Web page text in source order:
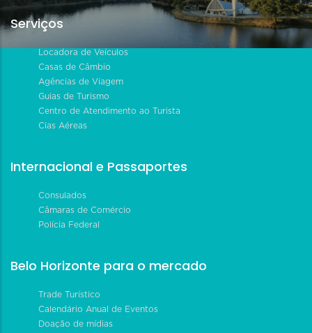
Serviços
Locadora de Veículos
Casas de Câmbio
Agências de Viagem
Guias de Turismo
Centro de Atendimento ao Turista
Cias Aéreas
Internacional e Passaportes
Consulados
Câmaras de Comércio
Polícia Federal
Belo Horizonte para o mercado
Trade Turístico
Calendário Anual de Eventos
Doação de mídias